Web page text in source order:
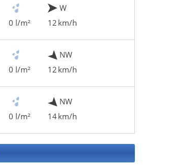
0 l/m²
W
12 km/h
0 l/m²
NW
12 km/h
0 l/m²
NW
14 km/h